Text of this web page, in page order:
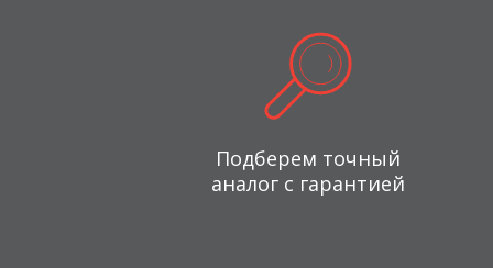
Подберем точный
аналог с гарантией